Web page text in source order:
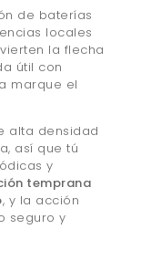
de baterías
locales
la flecha
útil con
marque el
alta densidad
así que tú
y
temprana
, y la acción
seguro y